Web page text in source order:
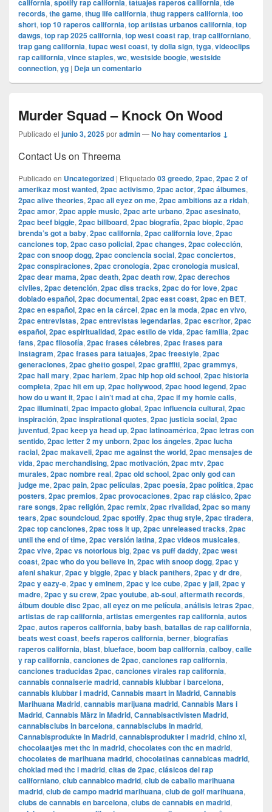
california, spotify rap california, tatuajes raperos california, tde
records, the game, thug life california, thug rappers california, too
short, top 10 raperos california, top artistas urbanos california, top
dawgs, top rap 2025 california, top west coast rap, trap californiano,
trap gang california, tupac west coast, ty dolla sign, tyga, videoclips
rap california, vince staples, wc, westside boogie, westside
connection, yg | Deja un comentario
Murder Squad – Knock On Wood
Publicado el junio 3, 2025poradmin—No hay comentarios ↓
Contact Us on Threema
Publicado en Uncategorized | Etiquetado 03 greedo, 2pac, 2pac 2 of
amerikaz most wanted, 2pac activismo, 2pac actor, 2pac álbumes,
2pac alive theories, 2pac all eyez on me, 2pac ambitions az a ridah,
2pac amor, 2pac apple music, 2pac arte urbano, 2pac asesinato,
2pac beef biggie, 2pac billboard, 2pac biografía, 2pac biopic, 2pac
brenda’s got a baby, 2pac california, 2pac california love, 2pac
canciones top, 2pac caso policial, 2pac changes, 2pac colección,
2pac con snoop dogg, 2pac conciencia social, 2pac conciertos,
2pac conspiraciones, 2pac cronología, 2pac cronología musical,
2pac dear mama, 2pac death, 2pac death row, 2pac derechos
civiles, 2pac detención, 2pac diss tracks, 2pac do for love, 2pac
doblado español, 2pac documental, 2pac east coast, 2pac en BET,
2pac en español, 2pac en la cárcel, 2pac en la moda, 2pac en vivo,
2pac entrevistas, 2pac entrevistas legendarias, 2pac escritor, 2pac
español, 2pac espiritualidad, 2pac estilo de vida, 2pac familia, 2pac
fans, 2pac filosofía, 2pac frases célebres, 2pac frases para
instagram, 2pac frases para tatuajes, 2pac freestyle, 2pac
generaciones, 2pac ghetto gospel, 2pac graffiti, 2pac grammys,
2pac hail mary, 2pac harlem, 2pac hip hop old school, 2pac historia
completa, 2pac hit em up, 2pac hollywood, 2pac hood legend, 2pac
how do u want it, 2pac i ain’t mad at cha, 2pac if my homie calls,
2pac illuminati, 2pac impacto global, 2pac influencia cultural, 2pac
inspiración, 2pac inspirational quotes, 2pac justicia social, 2pac
juventud, 2pac keep ya head up, 2pac latinoamérica, 2pac letras con
sentido, 2pac letter 2 my unborn, 2pac los ángeles, 2pac lucha
racial, 2pac makaveli, 2pac me against the world, 2pac mensajes de
vida, 2pac merchandising, 2pac motivación, 2pac mtv, 2pac
murales, 2pac nombre real, 2pac old school, 2pac only god can
judge me, 2pac pain, 2pac películas, 2pac poesía, 2pac política, 2pac
posters, 2pac premios, 2pac provocaciones, 2pac rap clásico, 2pac
rare songs, 2pac religión, 2pac remix, 2pac rivalidad, 2pac so many
tears, 2pac soundcloud, 2pac spotify, 2pac thug style, 2pac tiradera,
2pac top canciones, 2pac toss it up, 2pac unreleased tracks, 2pac
until the end of time, 2pac versión latina, 2pac videos musicales,
2pac vive, 2pac vs notorious big, 2pac vs puff daddy, 2pac west
coast, 2pac who do you believe in, 2pac with snoop dogg, 2pac y
afeni shakur, 2pac y biggie, 2pac y black panthers, 2pac y dr dre,
2pac y eazy-e, 2pac y eminem, 2pac y ice cube, 2pac y jail, 2pac y
madre, 2pac y su crew, 2pac youtube, ab-soul, aftermath records,
álbum double disc 2pac, all eyez on me película, análisis letras 2pac,
artistas de rap california, artistas emergentes rap california, autos
2pac, autos raperos california, baby bash, batallas de rap california,
beats west coast, beefs raperos california, berner, biografías
raperos california, blast, blueface, boom bap california, calboy, calle
y rap california, canciones de 2pac, canciones rap california,
canciones traducidas 2pac, canciones virales rap california,
cannabis connaiserie madrid, cannabis klubbar i barcelona,
cannabis klubbar i madrid, Cannabis maart in Madrid, Cannabis
Marihuana Madrid, cannabis marijuana madrid, Cannabis Mars i
Madrid, Cannabis März in Madrid, Cannabisactivisten Madrid,
cannabisclubs in barcelona, cannabisclubs in madrid,
Cannabisprodukte in Madrid, cannabisprodukter i madrid, chino xl,
chocolaatjes met thc in madrid, chocolates con thc en madrid,
chocolates de marihuana madrid, chocolatinas cannabicas madrid,
choklad med thc i madrid, citas de 2pac, clásicos del rap
californiano, club cannabico madrid, club de caballo marihuana
madrid, club de campo madrid marihuana, club de golf marihuana,
clubs de cannabis en barcelona, clubs de cannabis en madrid,